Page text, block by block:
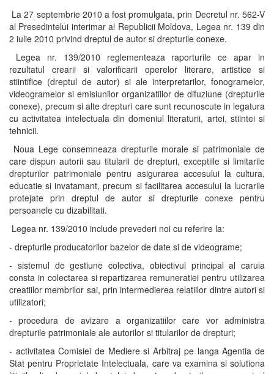
La 27 septembrie 2010 a fost promulgata, prin Decretul nr. 562-V
al Presedintelui interimar al Republicii Moldova, Legea nr. 139 din
2 iulie 2010 privind dreptul de autor si drepturile conexe.
Legea nr. 139/2010 reglementeaza raporturile ce apar in
rezultatul crearii si valorificarii operelor literare, artistice si
stiintifice (dreptul de autor) si ale interpretarilor, fonogramelor,
videogramelor si emisiunilor organizatiilor de difuziune (drepturile
conexe), precum si alte drepturi care sunt recunoscute in legatura
cu activitatea intelectuala din domeniul literaturii, artei, stiintei si
tehnicii.
Noua Lege consemneaza drepturile morale si patrimoniale de
care dispun autorii sau titularii de drepturi, exceptiile si limitarile
drepturilor patrimoniale pentru asigurarea accesului la cultura,
educatie si invatamant, precum si facilitarea accesului la lucrarile
protejate prin dreptul de autor si drepturile conexe pentru
persoanele cu dizabilitati.
Legea nr. 139/2010 include prevederi noi cu referire la:
- drepturile producatorilor bazelor de date si de videograme;
- sistemul de gestiune colectiva, obiectivul principal al caruia
consta in colectarea si repartizarea remuneratiei pentru utilizarea
creatiilor membrilor sai, prin intermedierea relatiilor dintre autori si
utilizatori;
- procedura de avizare a organizatiilor care vor administra
drepturile patrimoniale ale autorilor si titularilor de drepturi;
- activitatea Comisiei de Mediere si Arbitraj pe langa Agentia de
Stat pentru Proprietate Intelectuala, care va examina si solutiona